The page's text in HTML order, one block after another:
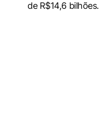
de R$14,6 bilhões.